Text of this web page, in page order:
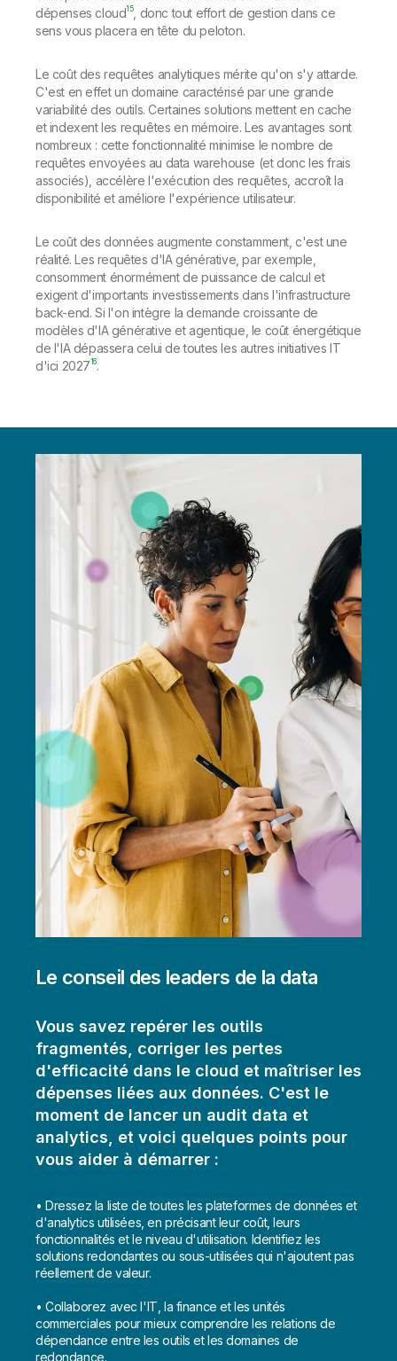
dépenses cloud15, donc tout effort de gestion dans ce
sens vous placera en tête du peloton.
Le coût des requêtes analytiques mérite qu'on s'y attarde.
C'est en effet un domaine caractérisé par une grande
variabilité des outils. Certaines solutions mettent en cache
et indexent les requêtes en mémoire. Les avantages sont
nombreux : cette fonctionnalité minimise le nombre de
requêtes envoyées au data warehouse (et donc les frais
associés), accélère l'exécution des requêtes, accroît la
disponibilité et améliore l'expérience utilisateur.
Le coût des données augmente constamment, c'est une
réalité. Les requêtes d'IA générative, par exemple,
consomment énormément de puissance de calcul et
exigent d'importants investissements dans l'infrastructure
back-end. Si l'on intègre la demande croissante de
modèles d'IA générative et agentique, le coût énergétique
de l'IA dépassera celui de toutes les autres initiatives IT
d'ici 202716.
Le conseil des leaders de la data
Vous savez repérer les outils
fragmentés, corriger les pertes
d'efficacité dans le cloud et maîtriser les
dépenses liées aux données. C'est le
moment de lancer un audit data et
analytics, et voici quelques points pour
vous aider à démarrer :
• Dressez la liste de toutes les plateformes de données et
d'analytics utilisées, en précisant leur coût, leurs
fonctionnalités et le niveau d'utilisation. Identifiez les
solutions redondantes ou sous-utilisées qui n'ajoutent pas
réellement de valeur.
• Collaborez avec l'IT, la finance et les unités
commerciales pour mieux comprendre les relations de
dépendance entre les outils et les domaines de
redondance.